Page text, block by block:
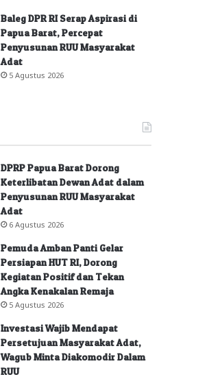
Baleg DPR RI Serap Aspirasi di
Papua Barat, Percepat
Penyusunan RUU Masyarakat
Adat
5 Agustus 2026
DPRP Papua Barat Dorong
Keterlibatan Dewan Adat dalam
Penyusunan RUU Masyarakat
Adat
6 Agustus 2026
Pemuda Amban Panti Gelar
Persiapan HUT RI, Dorong
Kegiatan Positif dan Tekan
Angka Kenakalan Remaja
5 Agustus 2026
Investasi Wajib Mendapat
Persetujuan Masyarakat Adat,
Wagub Minta Diakomodir Dalam
RUU